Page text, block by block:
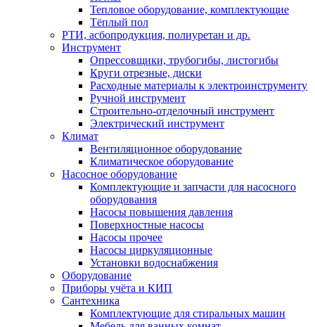
Тепловое оборудование, комплектующие
Тёплый пол
РТИ, асбопродукция, полиуретан и др.
Инструмент
Опрессовщики, трубогибы, листогибы
Круги отрезные, диски
Расходные материалы к электроинструменту
Ручной инструмент
Строительно-отделочный инструмент
Электрический инструмент
Климат
Вентиляционное оборудование
Климатическое оборудование
Насосное оборудование
Комплектующие и запчасти для насосного
оборудования
Насосы повышения давления
Поверхностные насосы
Насосы прочее
Насосы циркуляционные
Установки водоснабжения
Оборудование
Приборы учёта и КИП
Сантехника
Комплектующие для стиральных машин